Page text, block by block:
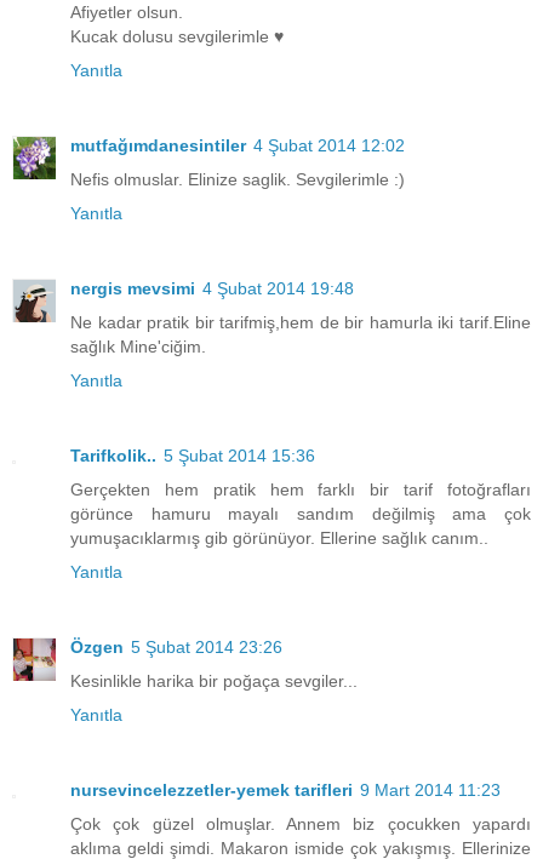
Afiyetler olsun.
Kucak dolusu sevgilerimle ♥
Yanıtla
mutfağımdanesintiler 4 Şubat 2014 12:02
Nefis olmuslar. Elinize saglik. Sevgilerimle :)
Yanıtla
nergis mevsimi 4 Şubat 2014 19:48
Ne kadar pratik bir tarifmiş,hem de bir hamurla iki tarif.Eline
sağlık Mine'ciğim.
Yanıtla
Tarifkolik.. 5 Şubat 2014 15:36
Gerçekten hem pratik hem farklı bir tarif fotoğrafları
görünce hamuru mayalı sandım değilmiş ama çok
yumuşacıklarmış gib görünüyor. Ellerine sağlık canım..
Yanıtla
Özgen 5 Şubat 2014 23:26
Kesinlikle harika bir poğaça sevgiler...
Yanıtla
nursevincelezzetler-yemek tarifleri 9 Mart 2014 11:23
Çok çok güzel olmuşlar. Annem biz çocukken yapardı
aklıma geldi şimdi. Makaron ismide çok yakışmış. Ellerinize